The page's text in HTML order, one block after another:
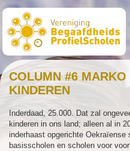
COLUMN #6
KINDEREN
Inderdaad, 25.000. Dat zal
kinderen in ons land; alleen al in
inderhaast opgerichte Oekraïense
basisscholen en scholen voor